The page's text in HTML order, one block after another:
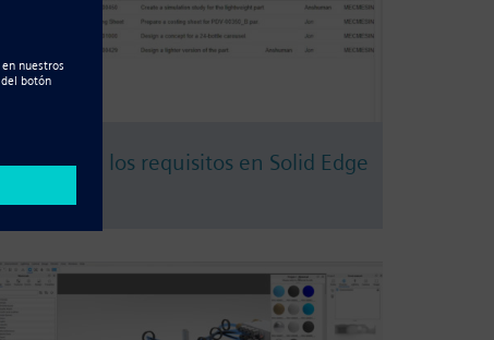
Gestión de los requisitos en Solid Edge